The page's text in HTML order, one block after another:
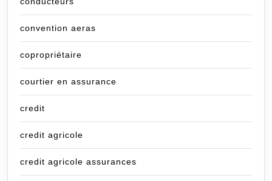
convention aeras
copropriétaire
courtier en assurance
credit
credit agricole
credit agricole assurances